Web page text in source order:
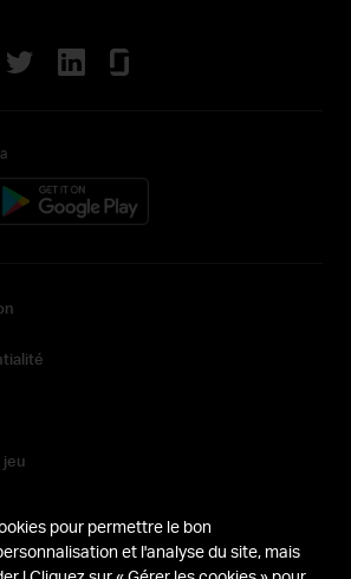
jeu
pour permettre le bon
et l'analyse du site, mais